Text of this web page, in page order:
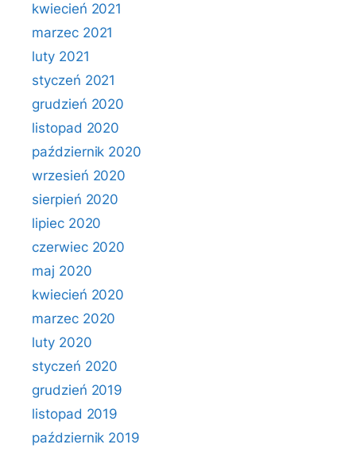
kwiecień 2021
marzec 2021
luty 2021
styczeń 2021
grudzień 2020
listopad 2020
październik 2020
wrzesień 2020
sierpień 2020
lipiec 2020
czerwiec 2020
maj 2020
kwiecień 2020
marzec 2020
luty 2020
styczeń 2020
grudzień 2019
listopad 2019
październik 2019